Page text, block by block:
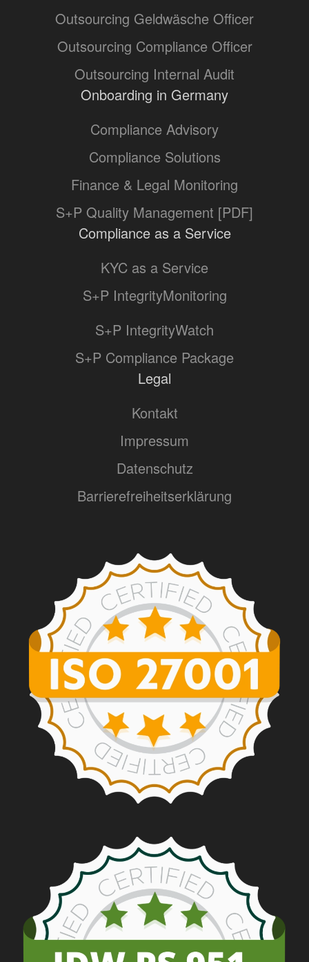
Outsourcing Geldwäsche Officer
Outsourcing Compliance Officer
Outsourcing Internal Audit
Onboarding in Germany
Compliance Advisory
Compliance Solutions
Finance & Legal Monitoring
S+P Quality Management [PDF]
Compliance as a Service
KYC as a Service
S+P IntegrityMonitoring
S+P IntegrityWatch
S+P Compliance Package
Legal
Kontakt
Impressum
Datenschutz
Barrierefreiheitserklärung